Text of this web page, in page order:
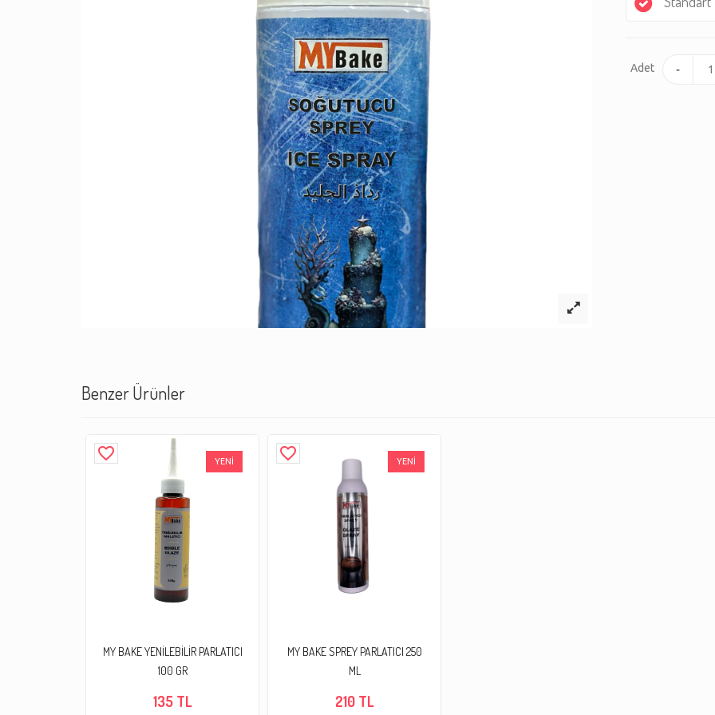
Adet -
Benzer Ürünler
favorite_border YENİ
MY BAKE YENİLEBİLİR PARLATICI
100 GR
135 TL
favorite_border YENİ
MY BAKE SPREY PARLATICI 250
ML
210 TL